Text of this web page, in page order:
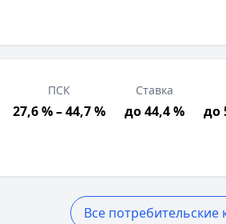
ПСК
27,6 % – 44,7 %
Ставка
до 44,4 % до
Все потребительские